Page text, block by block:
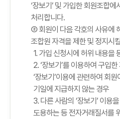
‘장보기’ 및 가입한 회원조합
처리합니다.
② 회원이 다음 각호의 사유에
조합원 자격을 제한 및 정지시
1. 가입 신청시에 허위 내용을
2. ‘장보기’를 이용하여 구입
‘장보기’이용에 관련하여 회
기일에 지급하지 않는 경우
3. 다른 사람의 ‘장보기’ 이용
도용하는 등 전자거래질서를